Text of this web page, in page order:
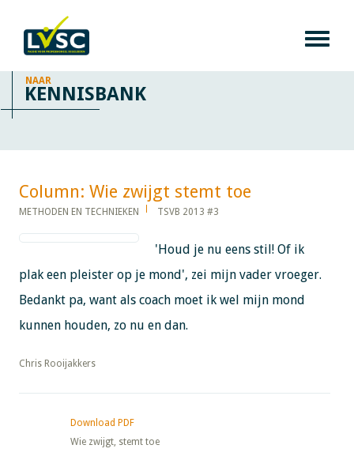
NAAR
KENNISBANK
Column: Wie zwijgt stemt toe​​​​​​
METHODEN EN TECHNIEKEN TSVB 2013 #3
'Houd je nu eens stil! Of ik
plak een pleister op je mond', zei mijn vader vroeger.
Bedankt pa, want als coach moet ik wel mijn mond
kunnen houden, zo nu en dan.
​​​​​​​Chris Rooijakkers
Download PDF
Wie zwijgt, stemt toe